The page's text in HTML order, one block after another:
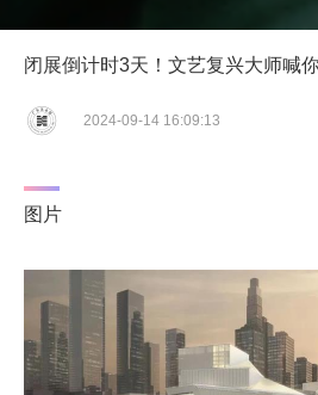
闭展倒计时3天！文艺复兴大师喊
2024-09-14 16:09:13
图片